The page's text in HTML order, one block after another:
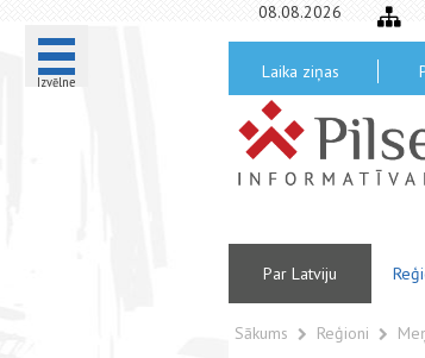
Izvēlne
08.08.2026
Laika ziņas
Par Latviju
Sākums Reģioni